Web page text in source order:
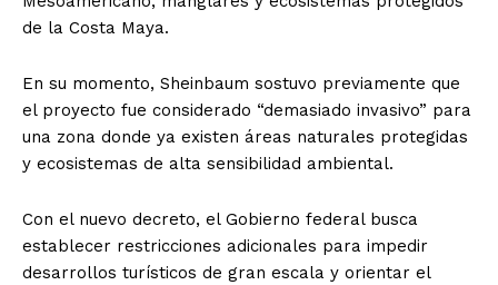
de la Costa Maya.
En su momento, Sheinbaum sostuvo previamente que
el proyecto fue considerado “demasiado invasivo” para
una zona donde ya existen áreas naturales protegidas
y ecosistemas de alta sensibilidad ambiental.
Con el nuevo decreto, el Gobierno federal busca
establecer restricciones adicionales para impedir
desarrollos turísticos de gran escala y orientar el